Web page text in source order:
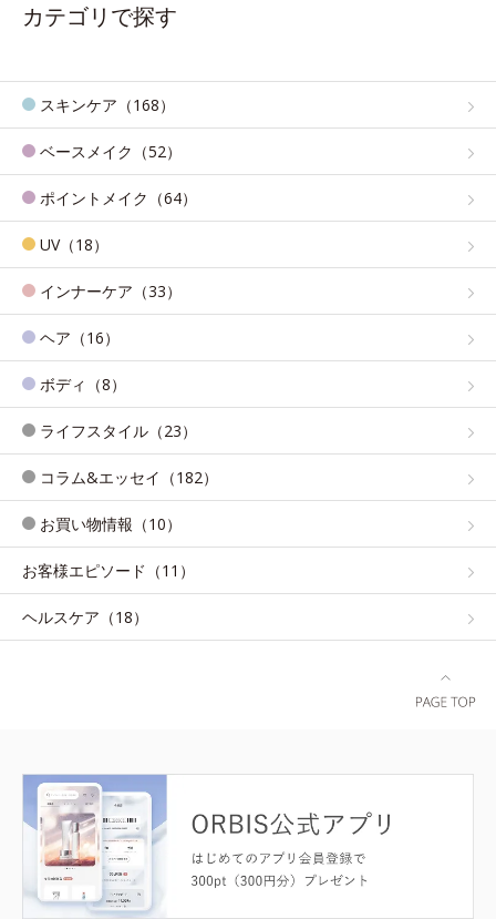
カテゴリで探す
スキンケア（168）
ベースメイク（52）
ポイントメイク（64）
UV（18）
インナーケア（33）
ヘア（16）
ボディ（8）
ライフスタイル（23）
コラム&エッセイ（182）
お買い物情報（10）
お客様エピソード（11）
ヘルスケア（18）